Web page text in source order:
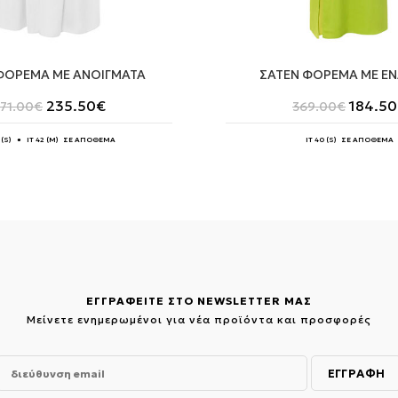
ΜΕ ΑΝΟΙΓΜΑΤΑ
€ Original
price
471.00€.
235.50€Η
τρέχουσα
είναι:
(S) ● IT 42 (M) ΣΕ ΑΠΟΘΕΜΑ
ΣΑΤΕΝ ΦΟΡΕΜΑ ΜΕ
369.00€Original
price
369.00€.
184.50
IT 40 (S) ΣΕ ΑΠΟΘΕΜΑ
ΕΓΓΡΑΦΕΙΤΕ ΣΤΟ NEWSLETTER ΜΑΣ
Μείνετε ενημερωμένοι για νέα προϊόντα και προσφορές